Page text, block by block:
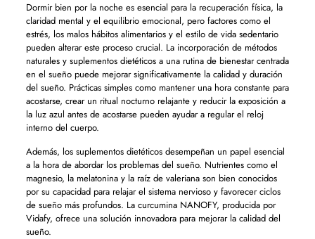
Dormir bien por la noche es esencial para la recuperación física, la
claridad mental y el equilibrio emocional, pero factores como el
estrés, los malos hábitos alimentarios y el estilo de vida sedentario
pueden alterar este proceso crucial. La incorporación de métodos
naturales y suplementos dietéticos a una rutina de bienestar centrada
en el sueño puede mejorar significativamente la calidad y duración
del sueño. Prácticas simples como mantener una hora constante para
acostarse, crear un ritual nocturno relajante y reducir la exposición a
la luz azul antes de acostarse pueden ayudar a regular el reloj
interno del cuerpo.
Además, los suplementos dietéticos desempeñan un papel esencial
a la hora de abordar los problemas del sueño. Nutrientes como el
magnesio, la melatonina y la raíz de valeriana son bien conocidos
por su capacidad para relajar el sistema nervioso y favorecer ciclos
de sueño más profundos. La curcumina NANOFY, producida por
Vidafy, ofrece una solución innovadora para mejorar la calidad del
sueño.